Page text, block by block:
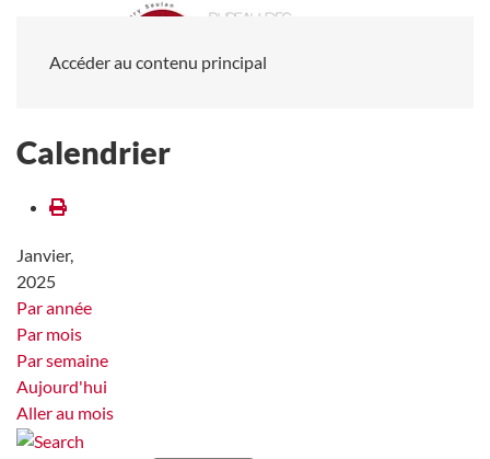
Accéder au contenu principal
Calendrier
Janvier,
2025
Par année
Par mois
Par semaine
Aujourd'hui
Aller au mois